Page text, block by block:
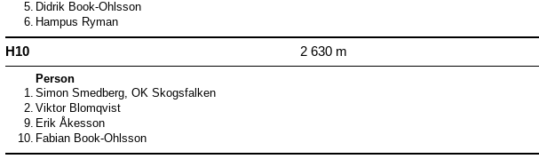
5. Didrik Book-Ohlsson
6. Hampus Ryman
H10 2 630 m
Person
1. Simon Smedberg, OK Skogsfalken
2. Viktor Blomqvist
9. Erik Åkesson
10. Fabian Book-Ohlsson